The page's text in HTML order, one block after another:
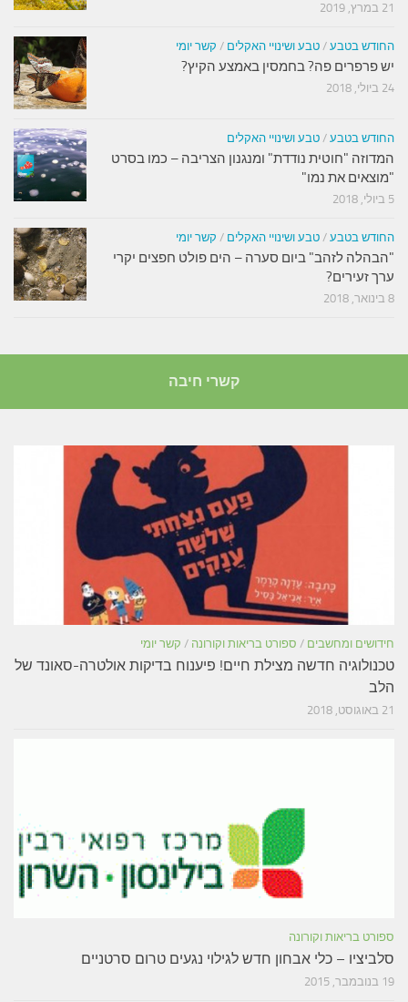
21 במרץ, 2019
החודש בטבע / טבע ושינויי האקלים / קשר יומי
יש פרפרים פה? בחמסין באמצע הקיץ?
24 ביולי, 2018
החודש בטבע / טבע ושינויי האקלים
המדוזה "חוטית נודדת" ומנגנון הצריבה – כמו בסרט
"מוצאים את נמו"
5 ביולי, 2018
החודש בטבע / טבע ושינויי האקלים / קשר יומי
"הבהלה לזהב" ביום סערה – הים פולט חפצים יקרי
ערך זעירים?
8 בינואר, 2018
קשרי חיבה
חידושים ומחשבים / ספורט בריאות וקורונה / קשר יומי
טכנולוגיה חדשה מצילת חיים! פיענוח בדיקות אולטרה-סאונד של
הלב
21 באוגוסט, 2018
ספורט בריאות וקורונה
סלביציו – כלי אבחון חדש לגילוי נגעים טרום סרטניים
19 בנובמבר, 2015